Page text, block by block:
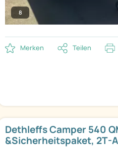
8
Merken Teilen
Dethleffs Camper 540
&Sicherheitspaket, 2T-